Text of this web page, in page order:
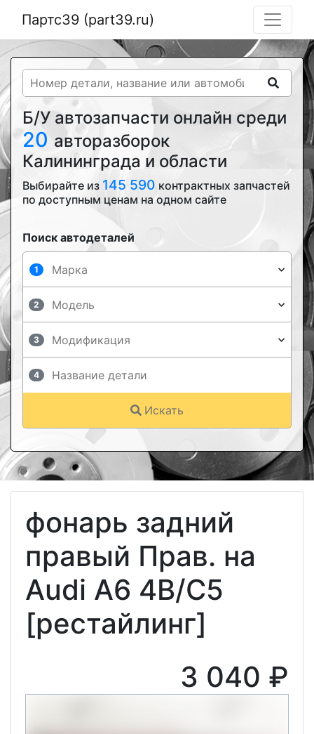
Партс39 (part39.ru)
Б/У автозапчасти онлайн среди
20 авторазборок
Калининграда и области
Выбирайте из 145 590 контрактных запчастей
по доступным ценам на одном сайте
Поиск автодеталей
1
2
3
4
Искать
фонарь задний
правый Прав. на
Audi A6 4B/C5
[рестайлинг]
3 040 ₽